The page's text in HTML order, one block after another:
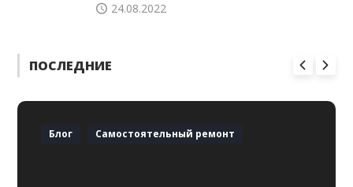
24.08.2022
ПОСЛЕДНИЕ
Блог Самостоятельный ремонт